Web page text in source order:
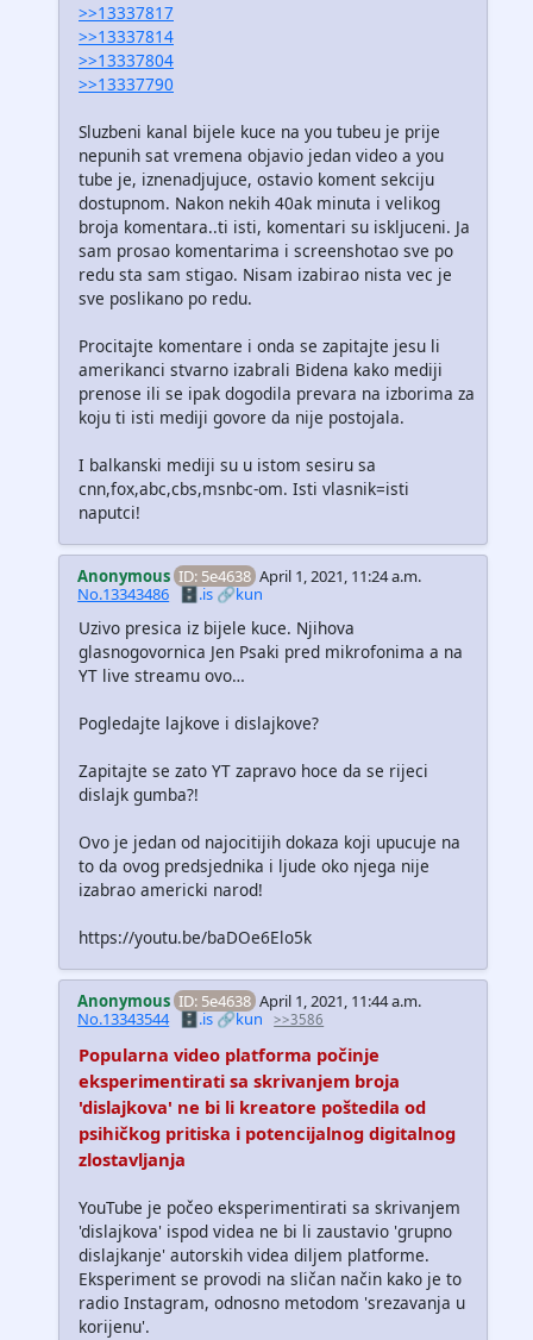
>>13337817
>>13337814
>>13337804
>>13337790
Sluzbeni kanal bijele kuce na you tubeu je prije
nepunih sat vremena objavio jedan video a you
tube je, iznenadjujuce, ostavio koment sekciju
dostupnom. Nakon nekih 40ak minuta i velikog
broja komentara..ti isti, komentari su iskljuceni. Ja
sam prosao komentarima i screenshotao sve po
redu sta sam stigao. Nisam izabirao nista vec je
sve poslikano po redu.
Procitajte komentare i onda se zapitajte jesu li
amerikanci stvarno izabrali Bidena kako mediji
prenose ili se ipak dogodila prevara na izborima za
koju ti isti mediji govore da nije postojala.
I balkanski mediji su u istom sesiru sa
cnn,fox,abc,cbs,msnbc-om. Isti vlasnik=isti
naputci!
Anonymous ID: 5e4638 April 1, 2021, 11:24 a.m.
No.13343486 🗄️.is🔗kun
Uzivo presica iz bijele kuce. Njihova
glasnogovornica Jen Psaki pred mikrofonima a na
YT live streamu ovo…
Pogledajte lajkove i dislajkove?
Zapitajte se zato YT zapravo hoce da se rijeci
dislajk gumba?!
Ovo je jedan od najocitijih dokaza koji upucuje na
to da ovog predsjednika i ljude oko njega nije
izabrao americki narod!
https://youtu.be/baDOe6Elo5k
Anonymous ID: 5e4638 April 1, 2021, 11:44 a.m.
No.13343544 🗄️.is🔗kun >>3586
Popularna video platforma počinje
eksperimentirati sa skrivanjem broja
'dislajkova' ne bi li kreatore poštedila od
psihičkog pritiska i potencijalnog digitalnog
zlostavljanja
YouTube je počeo eksperimentirati sa skrivanjem
'dislajkova' ispod videa ne bi li zaustavio 'grupno
dislajkanje' autorskih videa diljem platforme.
Eksperiment se provodi na sličan način kako je to
radio Instagram, odnosno metodom 'srezavanja u
korijenu'.